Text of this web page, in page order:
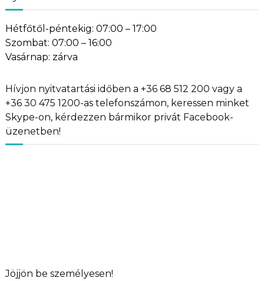
Hétfőtől-péntekig: 07:00 – 17:00
Szombat: 07:00 – 16:00
Vasárnap: zárva
Hívjon nyitvatartási időben a +36 68 512 200 vagy a
+36 30 475 1200-as telefonszámon, keressen minket
Skype-on, kérdezzen bármikor privát Facebook-
üzenetben!
Jöjjön be személyesen!